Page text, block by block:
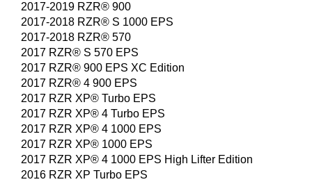
2017-2019 RZR® 900
2017-2018 RZR® S 1000 EPS
2017-2018 RZR® 570
2017 RZR® S 570 EPS
2017 RZR® 900 EPS XC Edition
2017 RZR® 4 900 EPS
2017 RZR XP® Turbo EPS
2017 RZR XP® 4 Turbo EPS
2017 RZR XP® 4 1000 EPS
2017 RZR XP® 1000 EPS
2017 RZR XP® 4 1000 EPS High Lifter Edition
2016 RZR XP Turbo EPS